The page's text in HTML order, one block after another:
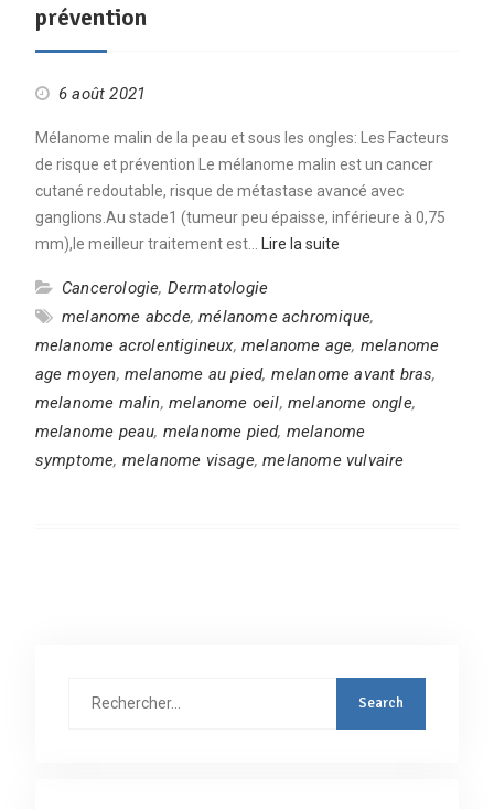
prévention
6 août 2021
Mélanome malin de la peau et sous les ongles: Les Facteurs
de risque et prévention Le mélanome malin est un cancer
cutané redoutable, risque de métastase avancé avec
ganglions.Au stade1 (tumeur peu épaisse, inférieure à 0,75
mm),le meilleur traitement est…
Lire la suite
Cancerologie, Dermatologie
melanome abcde,mélanome achromique,
melanome acrolentigineux, melanome age, melanome
age moyen, melanome au pied, melanome avant bras,
melanome malin, melanome oeil, melanome ongle,
melanome peau, melanome pied, melanome
symptome, melanome visage,melanome vulvaire